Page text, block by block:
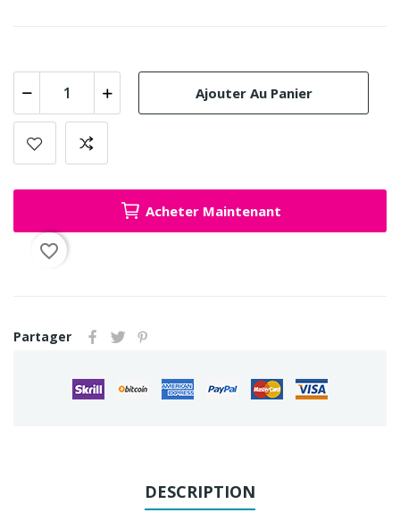
Ajouter Au Panier
Acheter Maintenant
favorite_border
Partager
DESCRIPTION